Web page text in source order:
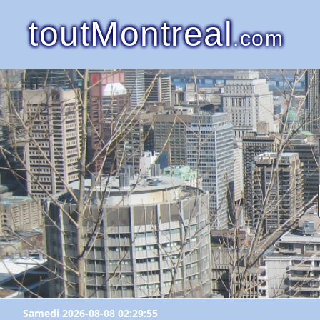
toutMontreal.com
Samedi 2026-08-08 02:29:55